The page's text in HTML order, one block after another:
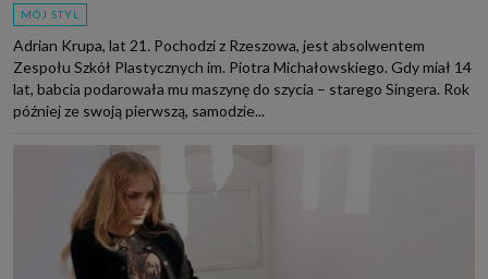
MÓJ STYL
Adrian Krupa, lat 21. Pochodzi z Rzeszowa, jest absolwentem
Zespołu Szkół Plastycznych im. Piotra Michałowskiego. Gdy miał 14
lat, babcia podarowała mu maszynę do szycia – starego Singera. Rok
później ze swoją pierwszą, samodzie...